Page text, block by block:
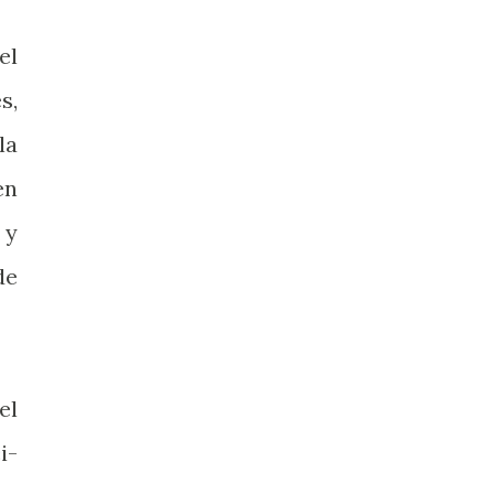
y